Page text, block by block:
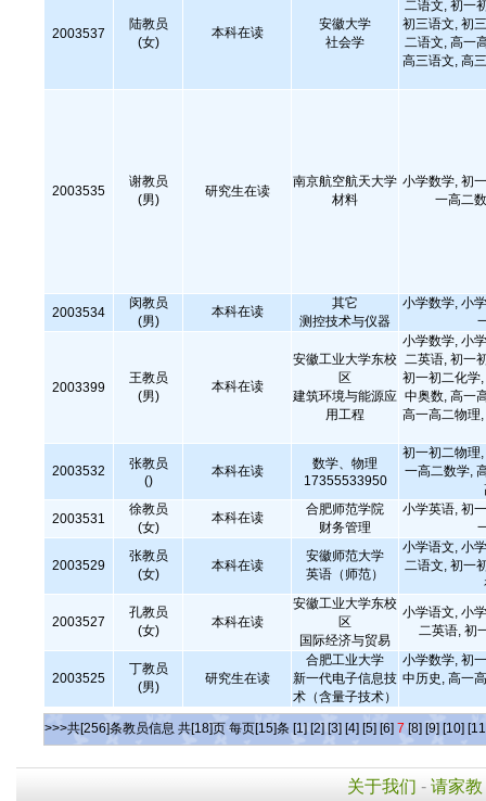
2003537
陆教员
(女)
本科在读
安徽大学
社会学
二语文, 初一
初三语文, 初
二语文, 高一
高三语文, 高
2003535
谢教员
(男)
研究生在读
南京航空航天大学
材料
小学数学, 初
一高二
2003534
闵教员
(男)
本科在读
其它
测控技术与仪器
小学数学, 小
2003399
王教员
(男)
本科在读
安徽工业大学东校
区
建筑环境与能源应
用工程
小学数学, 小
二英语, 初一
初一初二化学
中奥数, 高一
高一高二物理
2003532
张教员
()
本科在读
数学、物理
17355533950
初一初二物理
一高二数学,
2003531
徐教员
(女)
本科在读
合肥师范学院
财务管理
小学英语, 初
2003529
张教员
(女)
本科在读
安徽师范大学
英语（师范）
小学语文, 小
二语文, 初一
2003527
孔教员
(女)
本科在读
安徽工业大学东校
区
国际经济与贸易
小学语文, 小
二英语, 初
2003525
丁教员
(男)
研究生在读
合肥工业大学
新一代电子信息技
术（含量子技术）
小学数学, 初
中历史, 高一
>>>共[256]条教员信息 共[18]页 每页[15]条 [1] [2] [3] [4] [5] [6] 7 [8] [9] [10]
关于我们 - 请家教